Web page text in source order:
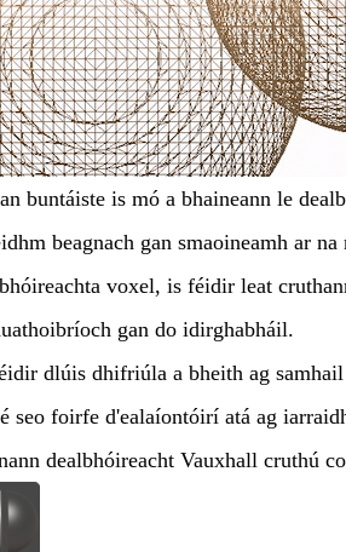
buntáiste is mó a bhaineann le
beagnach gan smaoineamh ar
voxel, is féidir leat
gan do idirghabháil.
dlúis dhifriúla a bheith ag
seo foirfe d'ealaíontóirí atá ag
dealbhóireacht Vauxhall cruthú